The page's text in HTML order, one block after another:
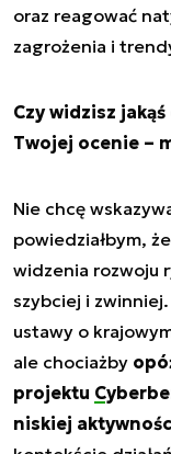
oraz reagować
zagrożenia i
Czy widzisz
Twojej ocenie –
Nie chcę
powiedziałbym,
widzenia rozwoju
szybciej i
ustawy o
ale chociażby
projektu
niskiej